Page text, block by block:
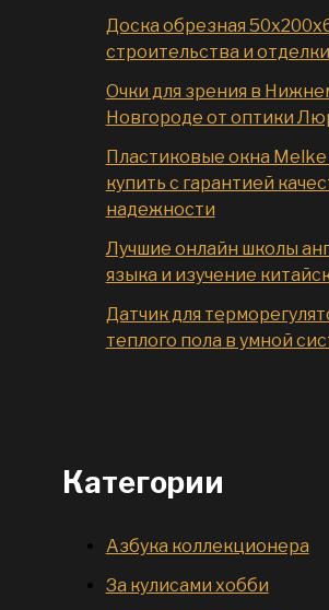
Доска обрезная
строительства и отделки
Очки для зрения в
Новгороде от оптики
Пластиковые окна
купить с гарантией
надежности
Лучшие онлайн школы
языка и изучение
Датчик для
теплого пола в умной
Категории
Азбука коллекционера
За кулисами хобби